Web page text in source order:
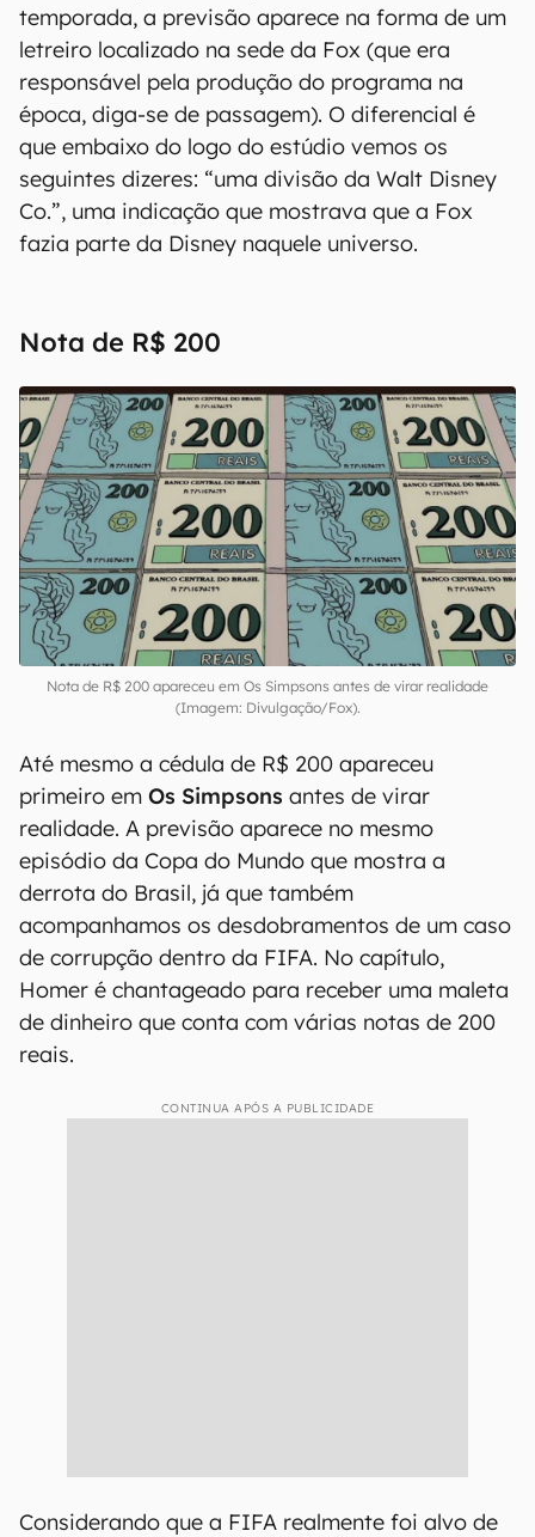
temporada, a previsão aparece na forma de um
letreiro localizado na sede da Fox (que era
responsável pela produção do programa na
época, diga-se de passagem). O diferencial é
que embaixo do logo do estúdio vemos os
seguintes dizeres: “uma divisão da Walt Disney
Co.”, uma indicação que mostrava que a Fox
fazia parte da Disney naquele universo.
Nota de R$ 200
Nota de R$ 200 apareceu em Os Simpsons antes de virar realidade
(Imagem: Divulgação/Fox).
Até mesmo a cédula de R$ 200 apareceu
primeiro em Os Simpsons antes de virar
realidade. A previsão aparece no mesmo
episódio da Copa do Mundo que mostra a
derrota do Brasil, já que também
acompanhamos os desdobramentos de um caso
de corrupção dentro da FIFA. No capítulo,
Homer é chantageado para receber uma maleta
de dinheiro que conta com várias notas de 200
reais.
CONTINUA APÓS A PUBLICIDADE
Considerando que a FIFA realmente foi alvo de